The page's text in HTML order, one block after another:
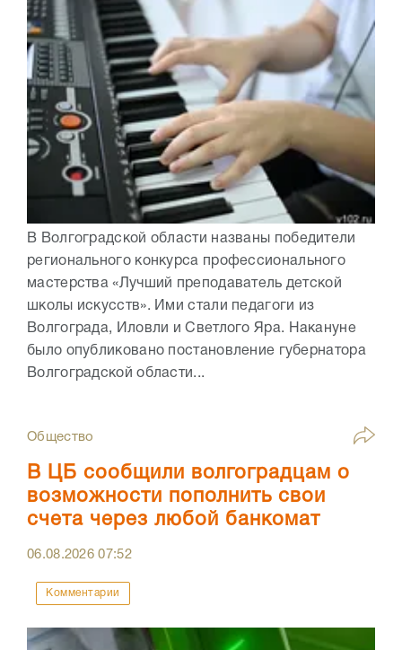
В Волгоградской области названы победители
регионального конкурса профессионального
мастерства «Лучший преподаватель детской
школы искусств». Ими стали педагоги из
Волгограда, Иловли и Светлого Яра. Накануне
было опубликовано постановление губернатора
Волгоградской области...
Общество
В ЦБ сообщили волгоградцам о
возможности пополнить свои
счета через любой банкомат
06.08.202607:52
Комментарии